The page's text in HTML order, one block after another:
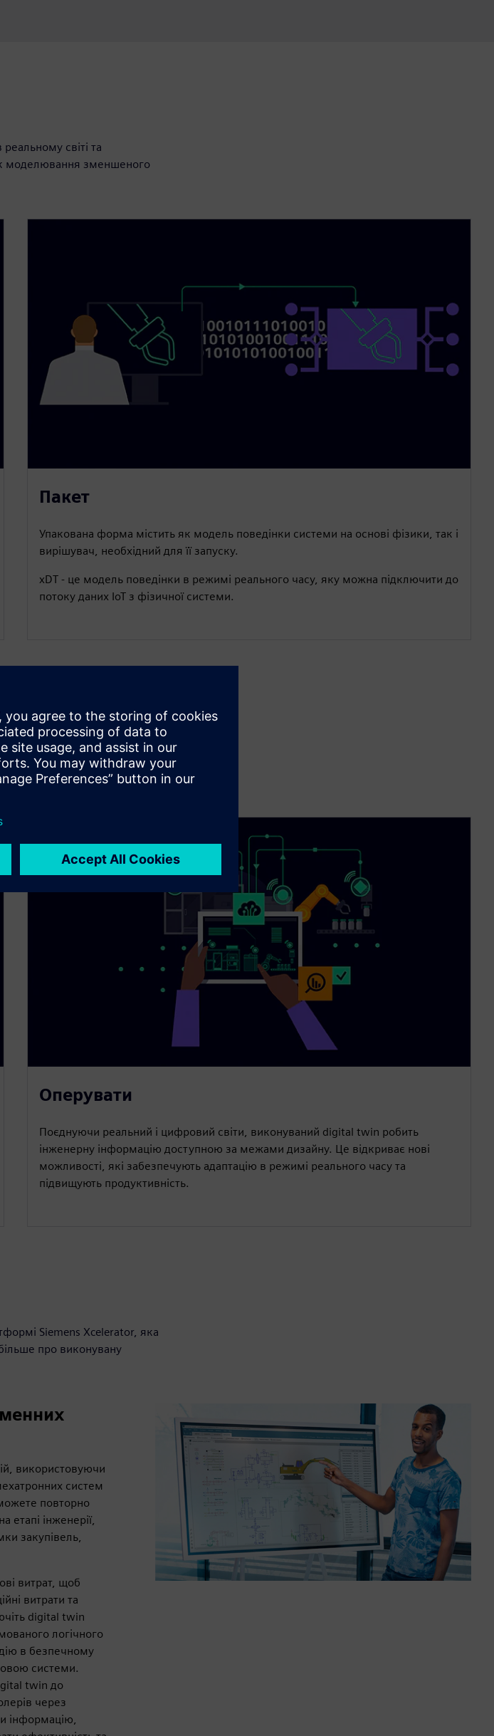
світі та
моделювання зменшеного
Пакет
Упакована форма містить як модель поведінки системи на основі фізики, так і
вирішувач, необхідний для її запуску.
xDT - це модель поведінки в режимі реального часу, яку можна підключити до
потоку даних IoT з фізичної системи.
пристрої або в
які дозволяють адаптувати в
Оперувати
Поєднуючи реальний і цифровий світи, виконуваний digital twin робить
інженерну інформацію доступною за межами дизайну. Це відкриває нові
можливості, які забезпечують адаптацію в режимі реального часу та
підвищують продуктивність.
Siemens Xcelerator, яка
про виконувану
використовуючи
систем
повторно
інженерії,
закупівель,
витрат, щоб
витрати та
digital twin
логічного
в безпечному
системи.
twin до
через
інформацію,